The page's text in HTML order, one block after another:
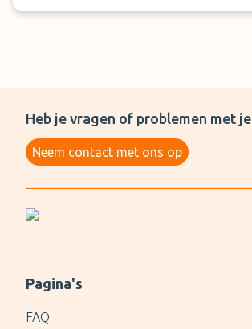
Heb je vragen of problemen met
Neem contact met ons op
Pagina's
FAQ